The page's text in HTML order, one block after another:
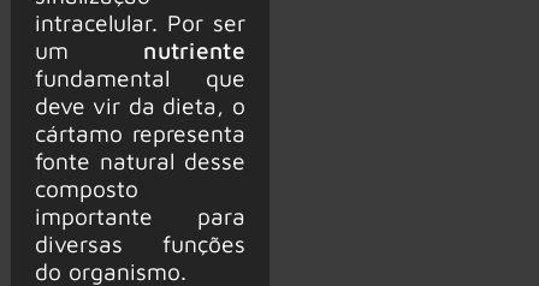
intracelular. Por ser
um nutriente
fundamental que
deve vir da dieta, o
cártamo representa
fonte natural desse
composto
importante para
diversas funções
do organismo.